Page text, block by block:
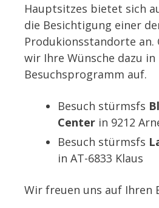
Hauptsitzes bietet sich
die Besichtigung einer
Produkionsstandorte an.
wir Ihre Wünsche dazu
Besuchsprogramm auf.
Besuch stürmsfs
Center in 9212
Besuch stürmsfs
in AT-6833 Klaus
Wir freuen uns auf Ihren